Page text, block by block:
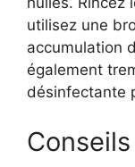
utilisez une
accumulation
également
désinfectante